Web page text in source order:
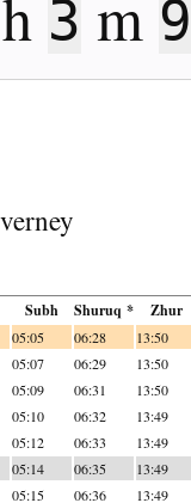
h 3 m 8
Subh Shuruq * Zhur
05:05 06:28 13:50
05:07 06:29 13:50
05:09 06:31 13:50
05:10 06:32 13:49
05:12 06:33 13:49
05:14 06:35 13:49
05:15 06:36 13:49